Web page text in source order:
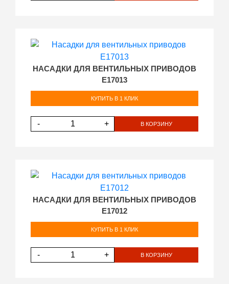
НАСАДКИ ДЛЯ ВЕНТИЛЬНЫХ ПРИВОДОВ
E17013
КУПИТЬ В 1 КЛИК
- + В КОРЗИНУ
НАСАДКИ ДЛЯ ВЕНТИЛЬНЫХ ПРИВОДОВ
E17012
КУПИТЬ В 1 КЛИК
- + В КОРЗИНУ